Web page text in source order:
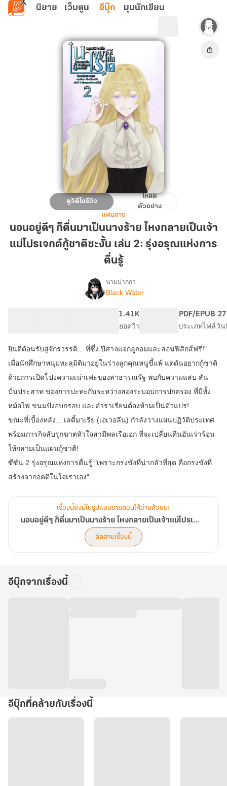
ข้ามไปยังเนื้อหาหลัก
นิยาย เว็บตูน อีบุ๊ก มุมนักเขียน
นอน
อยู่
ดีๆ
ก็
ตื่น
ไห
ลาย
เป็น
เจ้า
แม่
โปร
เจ
กต์
กู้
ชาติ
เล่ม
2:
แห่ง
การ
ดูวิดีโอรีวิว
โหลด
ตัวอย่าง
แฟนตาซี
นอนอยู่ดีๆ ก็ตื่นมาเป็นนางร้าย ไหงกลายเป็นเจ้า
แม่โปรเจกต์กู้ชาติซะงั้น เล่ม 2: รุ่งอรุณแห่งการ
ตื่นรู้
เรื่อง
อยู่
มา
เป็น
ร้าย
ไห
งก
เป็น
เจ้า
เจ
ชาติ
ซะ
งั้น!?
[
มี
E-
book
นามปากกา
Black Water
1.41K
ยอดวิว
PDF/EPUB
ประเภทไฟล์วัน
ยินดีต้อนรับสู่จักรวรรดิ... ที่ซึ่ง ปีศาจแจกลูกอมและสอนฟิสิกส์ฟรี!"
เมื่อนักศึกษาหนุ่มทะลุมิติมาอยู่ในร่างลูกคุณหนูขี้แพ้ แต่ดันอยากกู้ชาติ
ด้วยการเปิดโปงความเน่าเฟะของสาธารณรัฐ พบกับความแสบ สัน
ปั่นประสาท ของการปะทะกันระหว่างสองระบอบการปกครอง ที่มีทั้ง
หม้อไฟ ขนมปังอบกรอบ และตำราเรียนต้องห้ามเป็นตัวแปร!
ขณะที่เบื้องหลัง... เลดี้มาเรีย (เอเวอลีน) กำลังวางแผนปฏิวัติประเทศ
พร้อมภารกิจลับรุกฆาตหัวใจสามีพลเรือเอก ที่จะเปลี่ยนคืนอันเร่าร้อน
ให้กลายเป็นแผนกู้ชาติ!
ซีซัน 2 รุ่งอรุณแห่งการตื่นรู้ "เพราะกรงขังที่น่ากลัวที่สุด คือกรงขังที่
เรื่องนี้ยังมีในรูปแบบรายตอนให้อ่านด้วยนะ
นอนอยู่ดีๆ ก็ตื่นมาเป็นนางร้าย ไหงกลายเป็นเจ้าแม่โปรเจกต์กู้ชาติซะงั้น!? [ มี E-book ]
ติดตามเรื่องนี้
อีบุ๊กจากเรื่องนี้
อีบุ๊กที่คล้ายกับเรื่องนี้